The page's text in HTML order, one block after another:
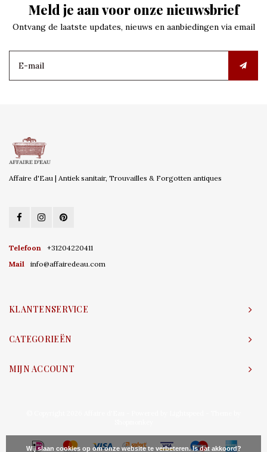
Meld je aan voor onze nieuwsbrief
Ontvang de laatste updates, nieuws en aanbiedingen via email
Affaire d'Eau | Antiek sanitair, Trouvailles & Forgotten antiques
Telefoon
+31204220411
Mail
info@affairedeau.com
KLANTENSERVICE
CATEGORIEËN
MIJN ACCOUNT
Wij slaan cookies op om onze website te verbeteren. Is dat akkoord?